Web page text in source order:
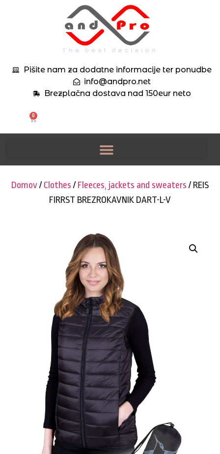
Pišite nam za dodatne informacije ter ponudbe
info@andpro.net
Brezplačna dostava nad 150eur neto
0
Domov/Clothes/Fleeces, jackets and sweaters/ REIS
FIRRST BREZROKAVNIK DART-L-V